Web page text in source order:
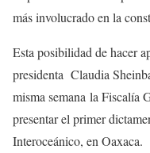
más involucrado en la
Esta posibilidad de hacer
presidenta Claudia
misma semana la Fiscalía
presentar el primer
Interoceánico, en Oaxaca.